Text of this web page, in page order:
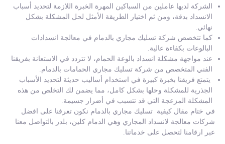
الشركة لديها عاملين من السباكين المهرة الخبرة اللازمة لتحديد أسباب
الانسداد بدقة، ومن ثم اختيار الطريقة الأمثل لحل المشكلة بشكل
نهائي.
كما تتخصص شركة تسليك مجاري بالدمام في معالجة انسدادات
البالوعات بكفاءة عالية.
عند مواجهة مشكلة انسداد بالوعة الحمام، لا تتردد في الاستعانة بفريقنا
الفني المتخصص من شركة تسليك مجاري الحمامات بالدمام.
يتمتع فريقنا بخبرة كبيرة في استخدام أساليب حديثة لتحديد الأسباب
الجذرية للمشكلة وحلها بشكل كامل، مما يضمن لك التخلص من هذه
المشكلة المزعجة التي قد تتسبب في أضرار جسيمة.
في ختام مقال كيفية تسليك مجاري بالدمام نكون تعرفنا على افضل
شركات معالجة لانسداد المجاري وهي الدمام كلين، بلدر بالتواصل معنا
عبر ارقامنا لتحصل على خدماتنا.